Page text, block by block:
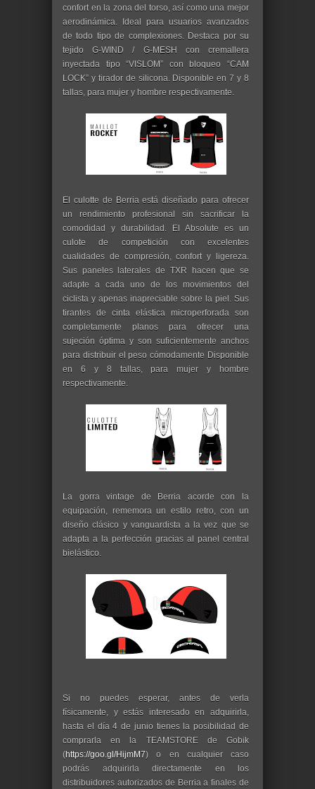
confort en la zona del torso, así como una mejor
aerodinámica. Ideal para usuarios avanzados
de todo tipo de complexiones. Destaca por su
tejido G-WIND / G-MESH con cremallera
inyectada tipo “VISLOM” con bloqueo “CAM
LOCK” y tirador de silicona. Disponible en 7 y 8
tallas, para mujer y hombre respectivamente.
El culotte de Berria está diseñado para ofrecer
un rendimiento profesional sin sacrificar la
comodidad y durabilidad. El Absolute es un
culote de competición con excelentes
cualidades de compresión, confort y ligereza.
Sus paneles laterales de TXR hacen que se
adapte a cada uno de los movimientos del
ciclista y apenas inapreciable sobre la piel. Sus
tirantes de cinta elástica microperforada son
completamente planos para ofrecer una
sujeción óptima y son suficientemente anchos
para distribuir el peso cómodamente Disponible
en 6 y 8 tallas, para mujer y hombre
respectivamente.
La gorra vintage de Berria acorde con la
equipación, rememora un estilo retro, con un
diseño clásico y vanguardista a la vez que se
adapta a la perfección gracias al panel central
bielástico.
Si no puedes esperar, antes de verla
físicamente, y estás interesado en adquirirla,
hasta el día 4 de junio tienes la posibilidad de
comprarla en la TEAMSTORE de Gobik
(https://goo.gl/HijmM7) o en cualquier caso
podrás adquirirla directamente en los
distribuidores autorizados de Berria a finales de